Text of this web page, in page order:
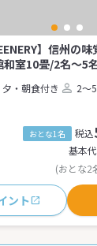
】信州の
和室10畳/2名～5
夕・朝食付き 2～
おとな1名 税込
基本
(おとな2
ント